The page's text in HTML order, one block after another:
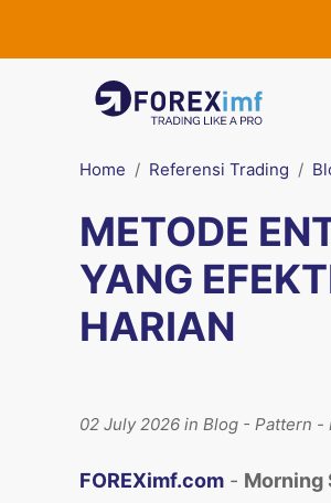
Home Referensi Trading
METODE
YANG
HARIAN
02 July 2026 in Blog - Pattern -
FOREXimf.com - Morning